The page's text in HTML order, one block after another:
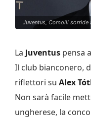
Juventus, Comolli sorride
La Juventus pensa
Il club bianconero,
riflettori su Alex
Non sarà facile
ungherese, la